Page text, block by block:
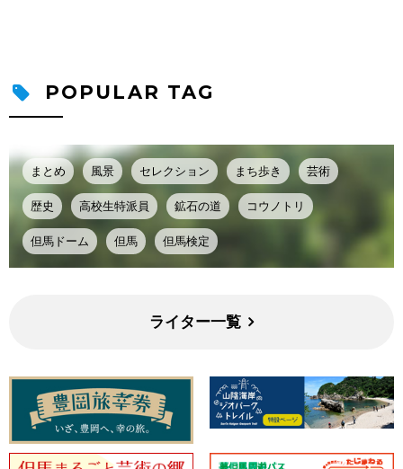
POPULAR TAG
まとめ 風景 セレクション まち歩き 芸術
歴史 高校生特派員 鉱石の道 コウノトリ
但馬ドーム 但馬 但馬検定
ライター一覧